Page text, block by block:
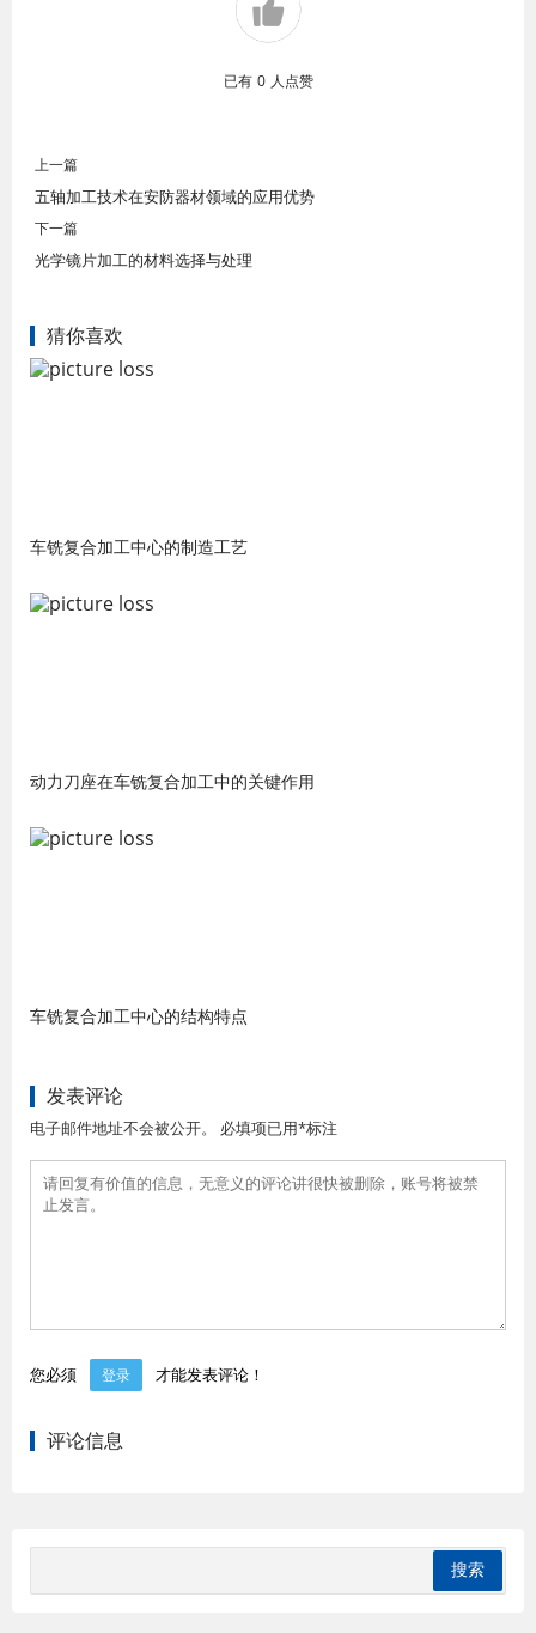
已有 0 人点赞
上一篇
五轴加工技术在安防器材领域的应用优势
下一篇
光学镜片加工的材料选择与处理
猜你喜欢
车铣复合加工中心的制造工艺
动力刀座在车铣复合加工中的关键作用
车铣复合加工中心的结构特点
发表评论
电子邮件地址不会被公开。 必填项已用*标注
您必须 登录 才能发表评论！
评论信息